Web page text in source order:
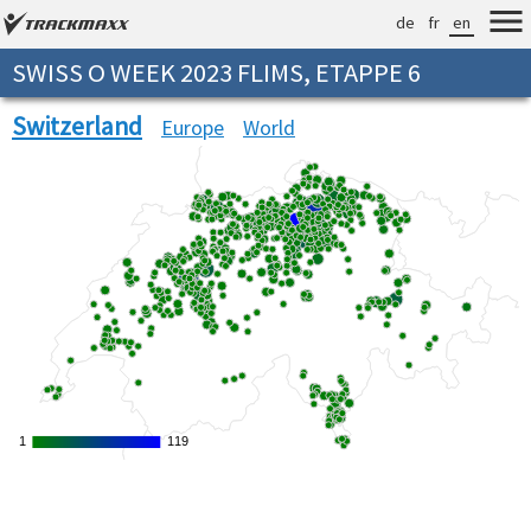
de fr en
SWISS O WEEK 2023 FLIMS, ETAPPE 6
Switzerland Europe World
11 119
119